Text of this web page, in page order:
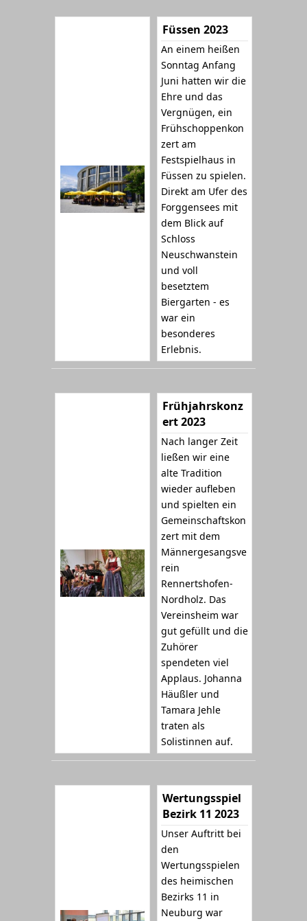
Füssen 2023
An einem heißen
Sonntag Anfang
Juni hatten wir die
Ehre und das
Vergnügen, ein
Frühschoppenkon
zert am
Festspielhaus in
Füssen zu spielen.
Direkt am Ufer des
Forggensees mit
dem Blick auf
Schloss
Neuschwanstein
und voll
besetztem
Biergarten - es
war ein
besonderes
Erlebnis.
Frühjahrskonz
ert 2023
Nach langer Zeit
ließen wir eine
alte Tradition
wieder aufleben
und spielten ein
Gemeinschaftskon
zert mit dem
Männergesangsve
rein
Rennertshofen-
Nordholz. Das
Vereinsheim war
gut gefüllt und die
Zuhörer
spendeten viel
Applaus. Johanna
Häußler und
Tamara Jehle
traten als
Solistinnen auf.
Wertungsspiel
Bezirk 11 2023
Unser Auftritt bei
den
Wertungsspielen
des heimischen
Bezirks 11 in
Neuburg war